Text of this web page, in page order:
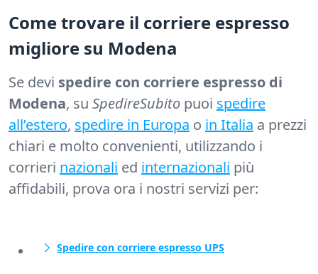
Come trovare il corriere espresso
migliore su Modena
Se devi spedire con corriere espresso di
Modena, su SpedireSubito puoi spedire
all’estero, spedire in Europa o in Italia a prezzi
chiari e molto convenienti, utilizzando i
corrieri nazionali ed internazionali più
affidabili, prova ora i nostri servizi per:
Spedire con corriere espresso UPS